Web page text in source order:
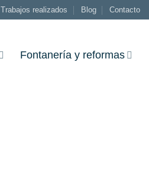
Trabajos realizados Blog Contacto
Fontanería y reformas